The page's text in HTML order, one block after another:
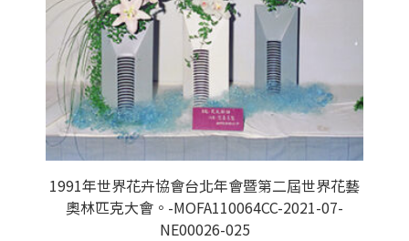
1991年世界花卉協會台北年會暨第二屆世界花藝
奧林匹克大會。-MOFA110064CC-2021-07-
NE00026-025